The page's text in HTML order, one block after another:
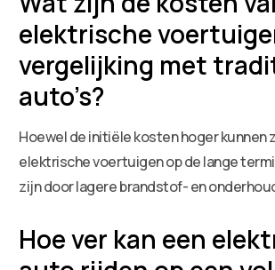
elektrische
vergelijking met
auto’s?
Hoewel de initiële kosten hoger kunnen
elektrische voertuigen op de lange
zijn door lagere brandstof- en
Hoe ver kan een